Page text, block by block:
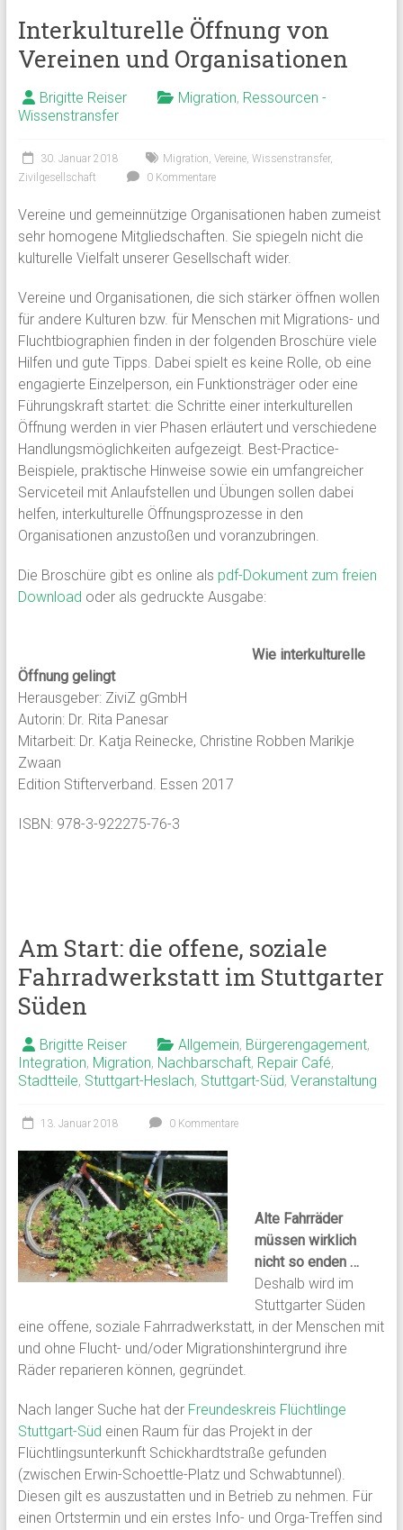
Interkulturelle Öffnung von
Vereinen und Organisationen
Brigitte Reiser Migration, Ressourcen -
Wissenstransfer
30. Januar 2018 Migration, Vereine, Wissenstransfer,
Zivilgesellschaft
0 Kommentare
Vereine und gemeinnützige Organisationen haben zumeist
sehr homogene Mitgliedschaften. Sie spiegeln nicht die
kulturelle Vielfalt unserer Gesellschaft wider.
Vereine und Organisationen, die sich stärker öffnen wollen
für andere Kulturen bzw. für Menschen mit Migrations- und
Fluchtbiographien finden in der folgenden Broschüre viele
Hilfen und gute Tipps. Dabei spielt es keine Rolle, ob eine
engagierte Einzelperson, ein Funktionsträger oder eine
Führungskraft startet: die Schritte einer interkulturellen
Öffnung werden in vier Phasen erläutert und verschiedene
Handlungsmöglichkeiten aufgezeigt. Best-Practice-
Beispiele, praktische Hinweise sowie ein umfangreicher
Serviceteil mit Anlaufstellen und Übungen sollen dabei
helfen, interkulturelle Öffnungsprozesse in den
Organisationen anzustoßen und voranzubringen.
Die Broschüre gibt es online als pdf-Dokument zum freien
Download oder als gedruckte Ausgabe:
Wie interkulturelle
Öffnung gelingt
Herausgeber: ZiviZ gGmbH
Autorin: Dr. Rita Panesar
Mitarbeit: Dr. Katja Reinecke, Christine Robben Marikje
Zwaan
Edition Stifterverband. Essen 2017
ISBN: 978-3-922275-76-3
Am Start: die offene, soziale
Fahrradwerkstatt im Stuttgarter
Süden
Brigitte Reiser Allgemein, Bürgerengagement,
Integration, Migration, Nachbarschaft, Repair Café,
Stadtteile, Stuttgart-Heslach, Stuttgart-Süd, Veranstaltung
13. Januar 2018 0 Kommentare
Alte Fahrräder
müssen wirklich
nicht so enden …
Deshalb wird im
Stuttgarter Süden
eine offene, soziale Fahrradwerkstatt, in der Menschen mit
und ohne Flucht- und/oder Migrationshintergrund ihre
Räder reparieren können, gegründet.
Nach langer Suche hat der Freundeskreis Flüchtlinge
Stuttgart-Süd einen Raum für das Projekt in der
Flüchtlingsunterkunft Schickhardtstraße gefunden
(zwischen Erwin-Schoettle-Platz und Schwabtunnel).
Diesen gilt es auszustatten und in Betrieb zu nehmen. Für
einen Ortstermin und ein erstes Info- und Orga-Treffen sind